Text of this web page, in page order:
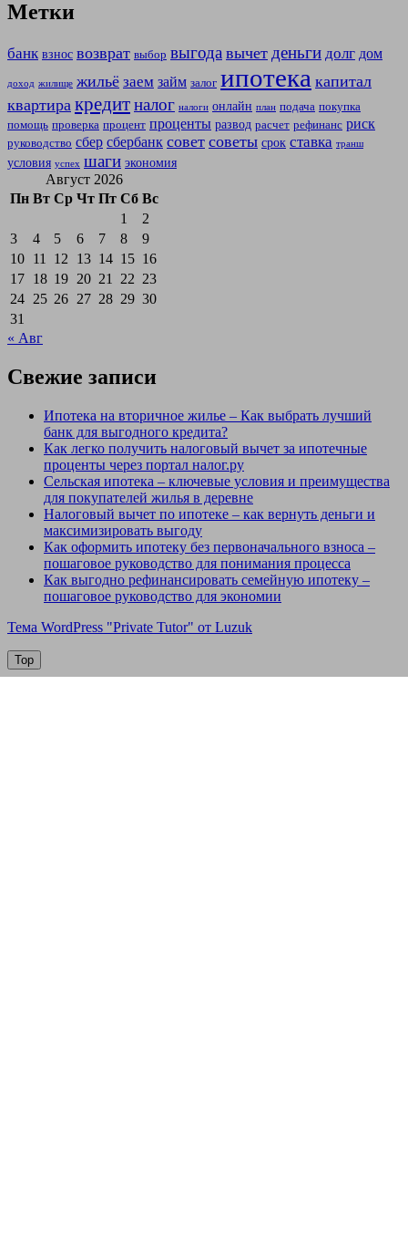
Метки
банк взнос возврат выбор выгода вычет деньги долг дом
доход жилище жильё заем займ залог ипотека капитал
квартира кредитналог налоги онлайн план подача покупка
помощь проверка процент проценты развод расчет рефинанс риск
руководство сбер сбербанк совет советы срок ставка транш
условия успех шаги экономия
Август 2026
Пн Вт Ср Чт Пт Сб Вс
1
2
3
4 5 6 7 8
9
10 11 12 13 14 15 16
17 18 19 20 21 22 23
24 25 26 27 28 29 30
31
« Авг
Свежие записи
Ипотека на вторичное жилье – Как выбрать лучший
банк для выгодного кредита?
Как легко получить налоговый вычет за ипотечные
проценты через портал налог.ру
Сельская ипотека – ключевые условия и преимущества
для покупателей жилья в деревне
Налоговый вычет по ипотеке – как вернуть деньги и
максимизировать выгоду
Как оформить ипотеку без первоначального взноса –
пошаговое руководство для понимания процесса
Как выгодно рефинансировать семейную ипотеку –
пошаговое руководство для экономии
Тема WordPress "Private Tutor" от Luzuk
Top